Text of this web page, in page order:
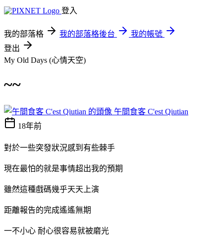
登入
我的部落格 我的部落格後台
我的帳號
登出
My Old Days (心情天空)
~~
午間食客 C'est Qiutian
18年前
對於一些突發狀況感到有些棘手
現在最怕的就是事情超出我的預期
雖然這種戲碼幾乎天天上演
距離報告的完成遙遙無期
一不小心 耐心很容易就被磨光